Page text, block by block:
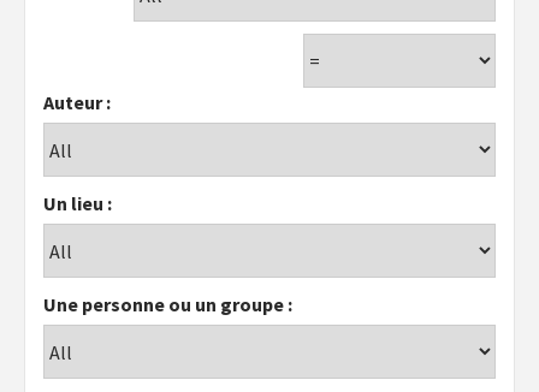
Auteur :
Un lieu :
Une personne ou un groupe :